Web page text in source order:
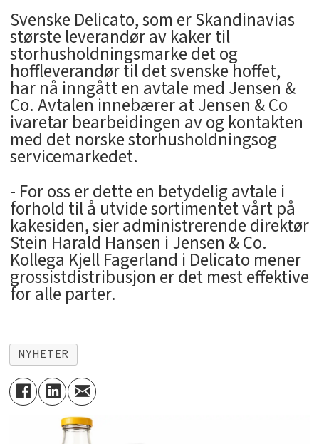
Svenske Delicato, som er Skandinavias
største leverandør av kaker til
storhusholdningsmarke det og
hoffleverandør til det svenske hoffet,
har nå inngått en avtale med Jensen &
Co. Avtalen innebærer at Jensen & Co
ivaretar bearbeidingen av og kontakten
med det norske storhusholdningsog
servicemarkedet.
- For oss er dette en betydelig avtale i
forhold til å utvide sortimentet vårt på
kakesiden, sier administrerende direktør
Stein Harald Hansen i Jensen & Co.
Kollega Kjell Fagerland i Delicato mener
grossistdistribusjon er det mest effektive
for alle parter.
NYHETER